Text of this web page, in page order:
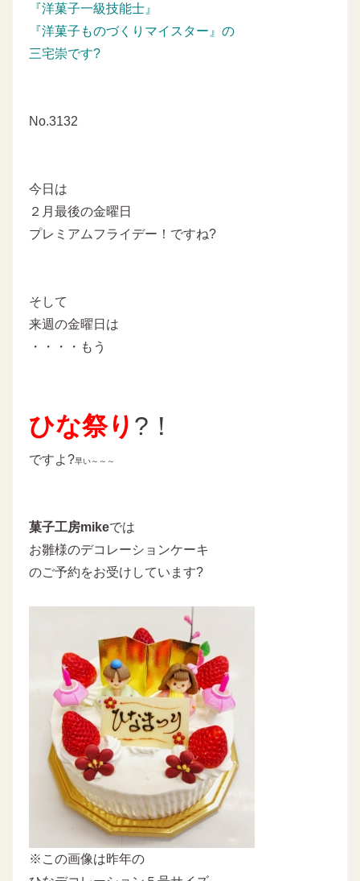
『洋菓子一級技能士』
『洋菓子ものづくりマイスター』の
三宅崇です?
No.3132
今日は
２月最後の金曜日
プレミアムフライデー！ですね?
そして
来週の金曜日は
・・・・もう
ひな祭り ?！
ですよ?早い～～～
菓子工房mikeでは
お雛様のデコレーションケーキ
のご予約をお受けしています?
※この画像は昨年の